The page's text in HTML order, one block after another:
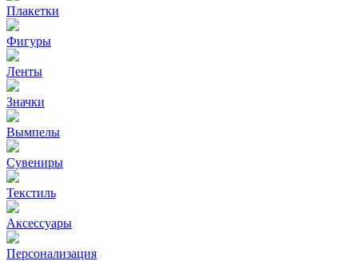
Плакетки
Фигуры
Ленты
Значки
Вымпелы
Сувениры
Текстиль
Аксессуары
Персонализация